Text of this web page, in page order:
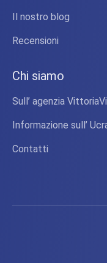
Il nostro blog
Recensioni
Chi siamo
Sull’ agenzia
Informazione sull’
Contatti